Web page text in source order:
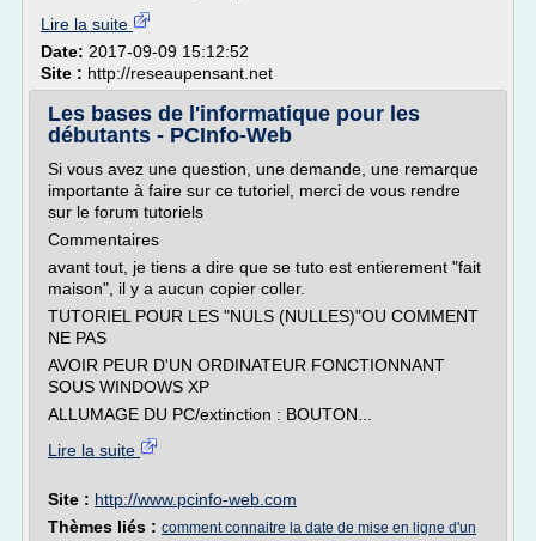
Lire la suite
Date: 2017-09-09 15:12:52
Site : http://reseaupensant.net
Les bases de l'informatique pour les
débutants - PCInfo-Web
Si vous avez une question, une demande, une remarque
importante à faire sur ce tutoriel, merci de vous rendre
sur le forum tutoriels
Commentaires
avant tout, je tiens a dire que se tuto est entierement "fait
maison", il y a aucun copier coller.
TUTORIEL POUR LES "NULS (NULLES)"OU COMMENT
NE PAS
AVOIR PEUR D'UN ORDINATEUR FONCTIONNANT
SOUS WINDOWS XP
ALLUMAGE DU PC/extinction : BOUTON...
Lire la suite
Site : http://www.pcinfo-web.com
Thèmes liés : comment connaitre la date de mise en ligne d'un